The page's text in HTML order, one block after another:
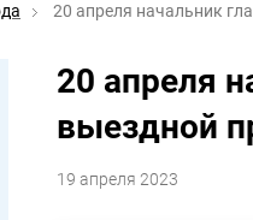
20 апреля начальник
20 апреля
выездной
19 апреля 2023